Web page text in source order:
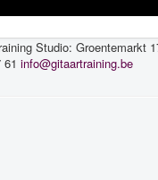
Studio: Groentemarkt
info@gitaartraining.be